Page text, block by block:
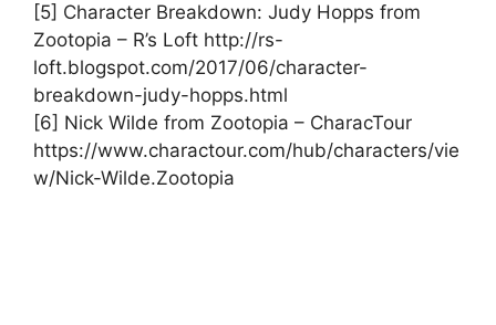
[5] Character Breakdown: Judy Hopps from
Zootopia – R’s Loft http://rs-
loft.blogspot.com/2017/06/character-
breakdown-judy-hopps.html
[6] Nick Wilde from Zootopia – CharacTour
https://www.charactour.com/hub/characters/vie
w/Nick-Wilde.Zootopia